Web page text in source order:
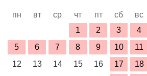
пн вт ср чт пт сб
вс
1
2 3
4
5
6 7 8 9 10
11
12
13 14 15 16 17
18